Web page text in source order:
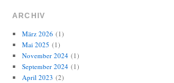
ARCHIV
März 2026(1)
Mai 2025 (1)
November 2024(1)
September 2024(1)
April 2023 (2)